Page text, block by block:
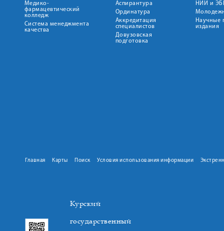
Медико-
фармацевтический
колледж
Система менеджмента
качества
Аспирантура
Ординатура
Аккредитация
специалистов
Довузовская
подготовка
НИИ и
Научные
издания
Главная Карты Поиск Условия использования информации
Курский
государственный